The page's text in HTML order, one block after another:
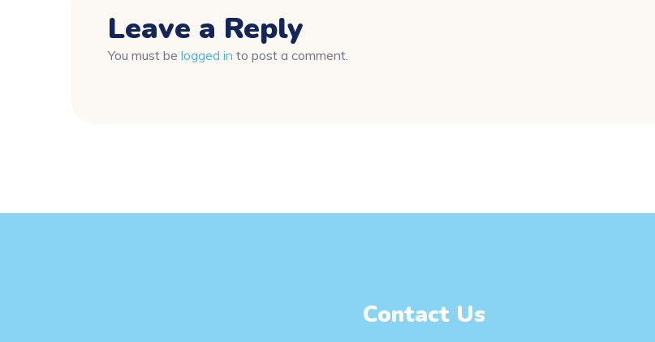
Leave a Reply
You must be logged in to post a comment.
Contact Us